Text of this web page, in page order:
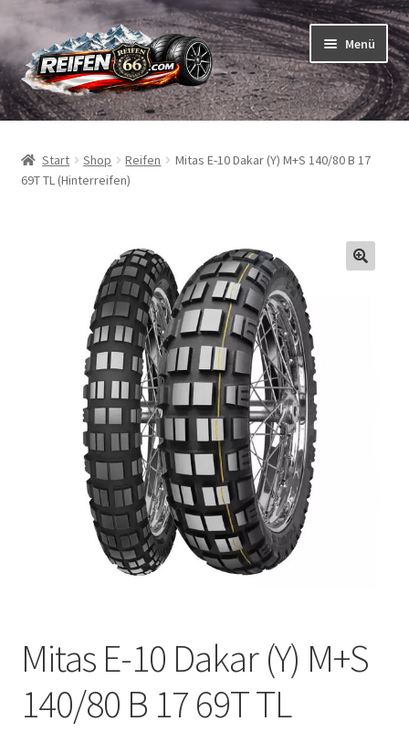
Zur
Navigation
springen
Zum
Inhalt
springen
Menü
Reifen
Schläuche
Reifentests
Start Shop Reifen
Mitas E-10 Dakar (Y) M+S 140/80 B 17
69T TL (Hinterreifen)
Mitas E-10 Dakar (Y) M+S
140/80 B 17 69T TL